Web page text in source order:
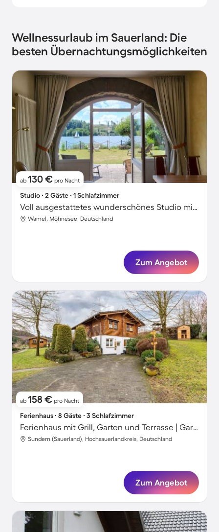
Wellnessurlaub im Sauerland: Die
besten Übernachtungsmöglichkeiten
ab 130 € pro Nacht
Studio ∙ 2 Gäste ∙ 1 Schlafzimmer
Voll ausgestattetes wunderschönes Studio mit Grill, Terrasse und Garten | Strandblick | Haustiere sind willkommen
Wamel, Möhnesee, Deutschland
Zum Angebot
ab 158 € pro Nacht
Ferienhaus ∙ 8 Gäste ∙ 3 Schlafzimmer
Ferienhaus mit Grill, Garten und Terrasse | Gartenblick
Sundern (Sauerland), Hochsauerlandkreis, Deutschland
Zum Angebot